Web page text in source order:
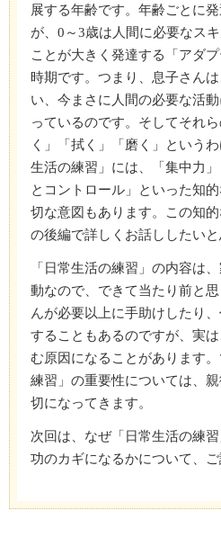
展する年齢です。年齢ごとに
が、0～3歳は人間に必要なス
ことが大きく発達する「アダ
時期です。つまり、息子さん
い、今まさに人間の必要な活
っているのです。そしてそれ
く」「拭く」「磨く」という
生活の練習」には、「集中力
とコントロール」といった知
切な意図もあります。この知
の後編で詳しくお話ししたいと
「日常生活の練習」の内容は
動なので、できて当たり前と
んが必要以上に手助けしたり
することもあるのですが、実
む原因になることがあります
練習」の重要性については、
切になってきます。
次回は、なぜ「日常生活の練
功のカギになるかについて、ご